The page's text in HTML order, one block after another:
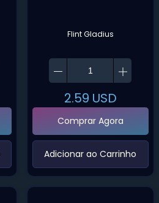
Flint Gladius
2.59 USD
Comprar Agora
‌Adicionar ao Carrinho‌